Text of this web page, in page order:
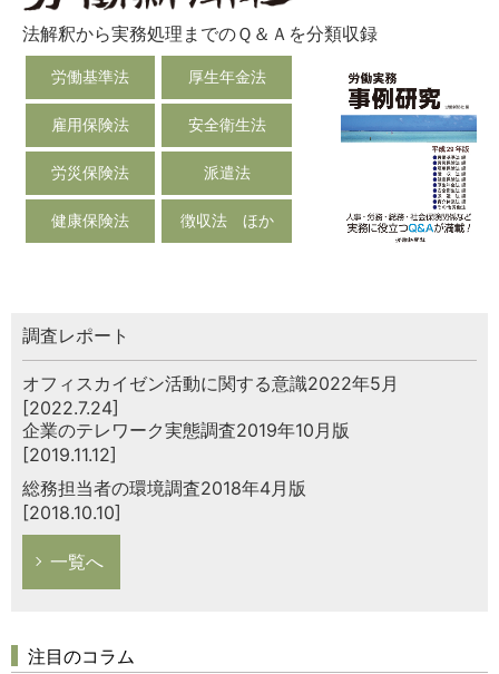
法解釈から実務処理までのＱ＆Ａを分類収録
労働基準法 厚生年金法
雇用保険法 安全衛生法
労災保険法 派遣法
健康保険法 徴収法 ほか
調査レポート
オフィスカイゼン活動に関する意識2022年5月
[2022.7.24]
企業のテレワーク実態調査2019年10月版
[2019.11.12]
総務担当者の環境調査2018年4月版
[2018.10.10]
一覧へ
注目のコラム